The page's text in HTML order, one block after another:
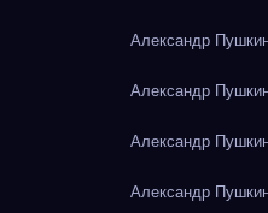
Александр
Александр
Александр
Александр